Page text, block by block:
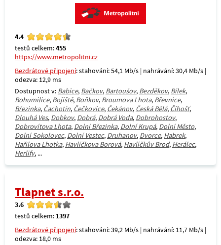
4.4
testů celkem:455
https://www.metropolitni.cz
Bezdrátové připojení: stahování: 54,1 Mb/s | nahrávání: 30,4 Mb/s |
odezva: 12,9 ms
Dostupnost v: Babice, Bačkov, Bartoušov, Bezděkov, Bílek,
Bohumilice, Bojiště, Boňkov, Broumova Lhota, Břevnice,
Březinka, Čachotín, Čečkovice, Čekánov, Česká Bělá, Číhošť,
Dlouhá Ves, Dobkov, Dobrá, Dobrá Voda, Dobrohostov,
Dobrovítova Lhota, Dolní Březinka, Dolní Krupá, Dolní Město,
Dolní Sokolovec, Dolní Vestec, Druhanov, Dvorce, Habrek,
Hařilova Lhotka, Havlíčkova Borová, Havlíčkův Brod, Herálec,
Herlify, ...
Tlapnet s.r.o.
3.6
testů celkem: 1397
Bezdrátové připojení: stahování: 39,2 Mb/s | nahrávání: 11,7 Mb/s |
odezva: 18,0 ms